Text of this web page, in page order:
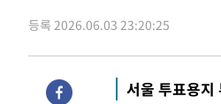
11분 전 >[속보]코스닥, 2.86포인트
12분 전 >[속보]코스피, 6200선 약
13분 전 >
[속보]원·달러 환율, 7.7원
등록 2026.06.03 23:20:25
서울 투표용지